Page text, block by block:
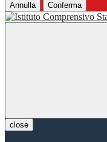
Annulla Conferma
close